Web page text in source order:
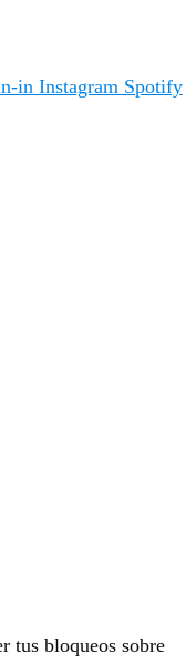
in Instagram Spotify
tus bloqueos sobre